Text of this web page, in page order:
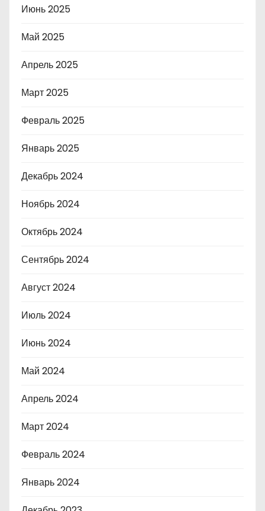
Июнь 2025
Май 2025
Апрель 2025
Март 2025
Февраль 2025
Январь 2025
Декабрь 2024
Ноябрь 2024
Октябрь 2024
Сентябрь 2024
Август 2024
Июль 2024
Июнь 2024
Май 2024
Апрель 2024
Март 2024
Февраль 2024
Январь 2024